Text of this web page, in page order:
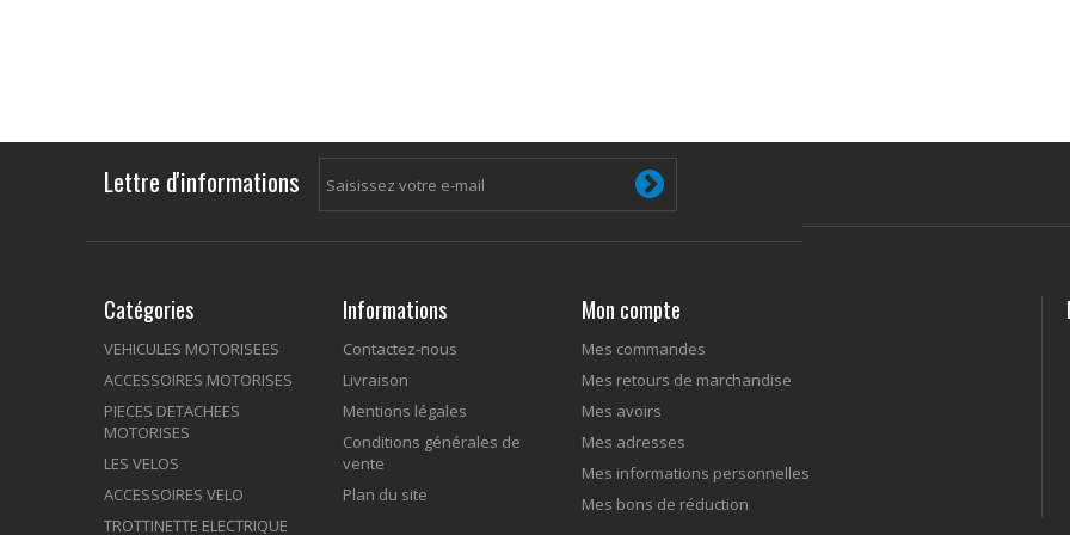
Lettre d'informations
Catégories
VEHICULES MOTORISEES
ACCESSOIRES MOTORISES
PIECES DETACHEES
MOTORISES
LES VELOS
ACCESSOIRES VELO
TROTTINETTE ELECTRIQUE
Informations
Contactez-nous
Livraison
Mentions légales
Conditions générales de
vente
Plan du site
Mon compte
Mes commandes
Mes retours de marchandise
Mes avoirs
Mes adresses
Mes informations personnelles
Mes bons de réduction